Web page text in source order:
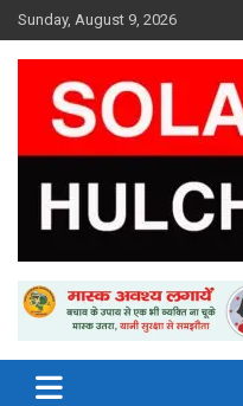
Skip
to
content
Sunday, August 9, 2026
Solan Hulchal